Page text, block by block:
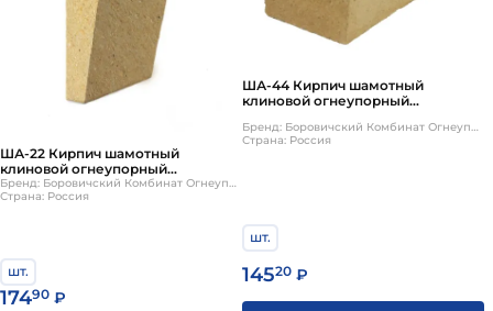
ША-22 Кирпич шамотный
клиновой огнеупорный
230х114х65/55мм Боровичи
Бренд: Боровичский Комбинат Огнеупоров
Страна: Россия
шт.
17490 ₽
ША-44 Кирпич шамотный
клиновой огнеупорный
Бренд: Боровичский Комбинат Огнеупоров
Страна: Россия
шт.
14520 ₽